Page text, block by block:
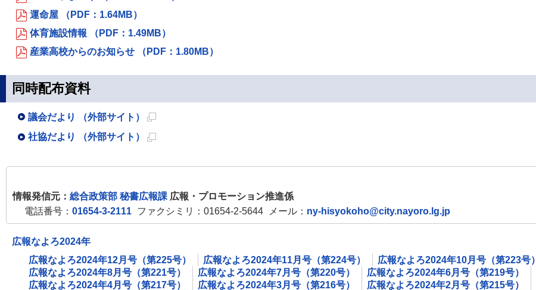
運命屋 （PDF：1.64MB）
体育施設情報 （PDF：1.49MB）
産業高校からのお知らせ （PDF：1.80MB）
同時配布資料
議会だより （外部サイト）
新
ペ
ジ
で
ま
す
社協だより （外部サイト）
規
ー
ジ
き
ま
情報発信元： 総合政策部 秘書広報課 広報・プロモーション推進係
電話番号： 01654-3-2111 ファクシミリ：01654-2-5644 メール： ny-hisyokoho@city.nayoro.lg.jp
広報なよろ2024年
広報なよろ2024年12月号（第225号）
広報なよろ2024年11月号（第224号） 広報なよろ2024年10月号（第223号）
広報なよろ2024年8月号（第221号）
広報なよろ2024年7月号（第220号） 広報なよろ2024年6月号（第219号）
広報なよろ2024年4月号（第217号）
広報なよろ2024年3月号（第216号） 広報なよろ2024年2月号（第215号）